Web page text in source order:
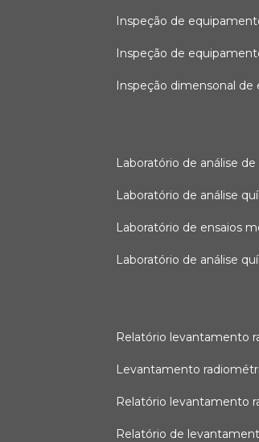
inspeção de
inspeção de
inspeção dimensonal
laboratório de análise
laboratório de análise
laboratório de ensaios
laboratório de análise
relatório levantamento
levantamento
relatório levantamento
relatório de